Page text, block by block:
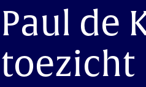
Paul de
toezicht